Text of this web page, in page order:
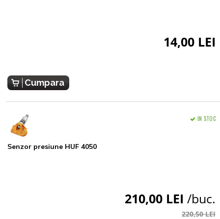
14,00 LEI
Cumpara
Senzor presiune HUF 4050
IN STOC
210,00 LEI /buc.
220,50 LEI